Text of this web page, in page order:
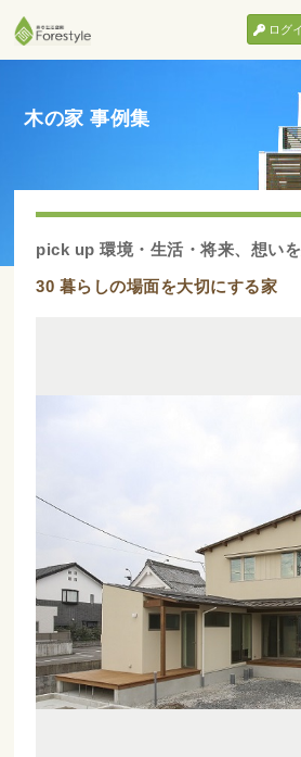
ログ
木の家 事例集
pick up 環境・生活・将来、想い
30 暮らしの場面を大切にする家